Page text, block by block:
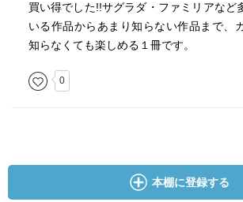
買い得でした!!サグラダ・ファミリアなど
いる作品からあまり知らない作品まで、
知らなくても楽しめる１冊です。
0
本棚に登録する